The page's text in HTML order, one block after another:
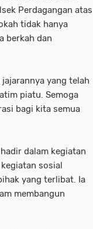
Perdagangan atas
tidak hanya
berkah dan
yang telah
piatu. Semoga
bagi kita semua
dalam kegiatan
sosial
yang terlibat. Ia
membangun